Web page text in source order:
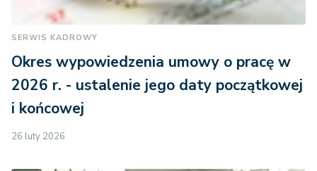
SERWIS KADROWY
Okres wypowiedzenia umowy o pracę w
2026 r. - ustalenie jego daty początkowej
i końcowej
26 luty 2026